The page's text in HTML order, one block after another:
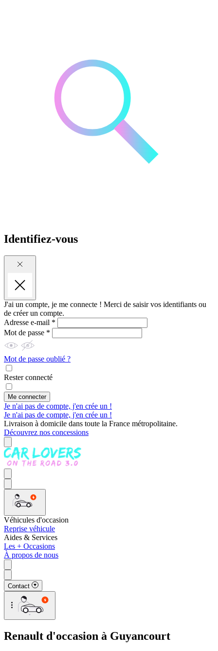
Identifiez-vous
J'ai un compte, je me connecte ! Merci de saisir vos identifiants ou
de créer un compte.
Adresse e-mail *
Mot de passe *
Mot de passe oublié ?
Rester connecté
Me connecter
Je n'ai pas de compte, j'en crée un !
Je n'ai pas de compte, j'en crée un !
Livraison à domicile dans toute la France métropolitaine.
Découvrez nos concessions
Véhicules d'occasion
Reprise véhicule
Aides & Services
Les + Occasions
À propos de nous
Contact
Renault d'occasion à Guyancourt